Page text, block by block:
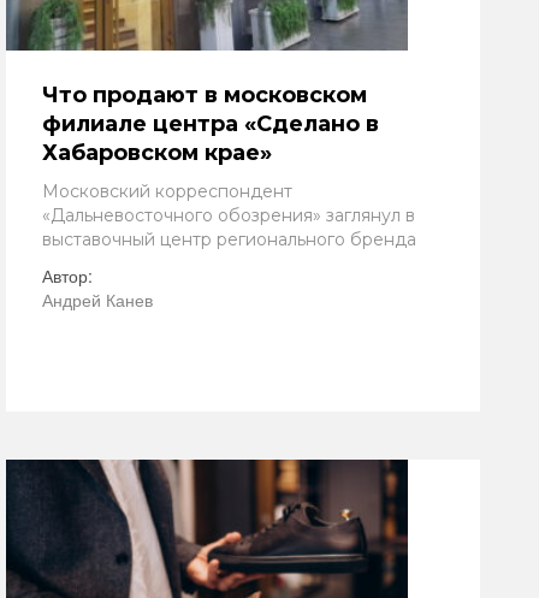
Что продают в московском
филиале центра «Сделано в
Хабаровском крае»
Московский корреспондент
«Дальневосточного обозрения» заглянул в
выставочный центр регионального бренда
Автор:
Андрей Канев